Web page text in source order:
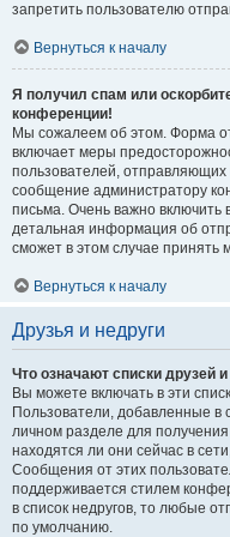
запретить пользователю
Вернуться к началу
Я получил спам или
конференции!
Мы сожалеем об этом. Форма
включает меры
пользователей,
сообщение администратору
письма. Очень важно включить
детальная информация об
сможет в этом случае принять
Вернуться к началу
Друзья и недруги
Что означают списки друзей
Вы можете включать в эти
Пользователи, добавленные в
личном разделе для
находятся ли они сейчас в
Сообщения от этих
поддерживается стилем
в список недругов, то любые
по умолчанию.